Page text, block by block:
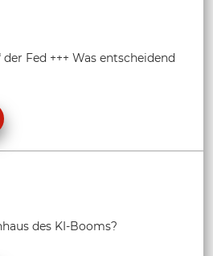
Fed +++ Was entscheidend
des KI-Booms?